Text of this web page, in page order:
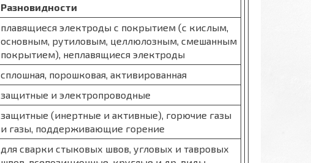
Разновидности
плавящиеся электроды с покрытием (с кислым,
основным, рутиловым, целлюлозным, смешанным
покрытием), неплавящиеся электроды
сплошная, порошковая, активированная
защитные и электропроводные
защитные (инертные и активные), горючие газы
и газы, поддерживающие горение
для сварки стыковых швов, угловых и тавровых